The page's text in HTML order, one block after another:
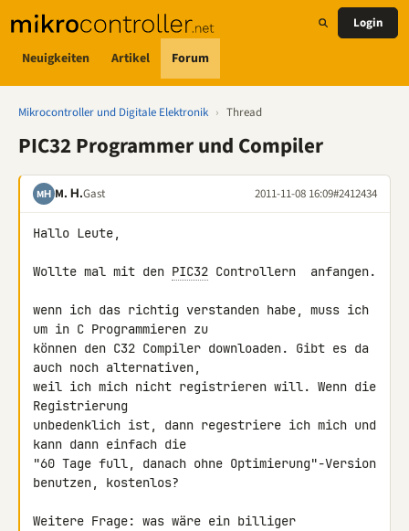
Neuigkeiten Artikel Forum
Login
Mikrocontroller und Digitale Elektronik › Thread
PIC32 Programmer und Compiler
MН M. Н.Gast 2011-11-08 16:09#2412434
Hallo Leute,
Wollte mal mit den PIC32 Controllern  anfangen.
wenn ich das richtig verstanden habe, muss ich
um in C Programmieren zu
können den C32 Compiler downloaden. Gibt es da
auch noch alternativen,
weil ich mich nicht registrieren will. Wenn die
Registrierung
unbedenklich ist, dann regestriere ich mich und
kann dann einfach die
"60 Tage full, danach ohne Optimierung"-Version
benutzen, kostenlos?
Weitere Frage: was wäre ein billiger